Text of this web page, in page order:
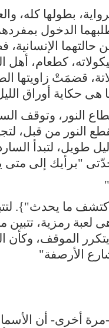
بطولها كله،
الدخول
كطعام،
قضمَتْ زاويتها
هى حكاية أوراق
النور، وتوقف
النور من قبل،
طويل، لتبدأ
"برأيك إلى متى
ما يحدث"}.
لعبة رمزية،
الموقف، وكأن
الأرصفة"
أخرى- أن